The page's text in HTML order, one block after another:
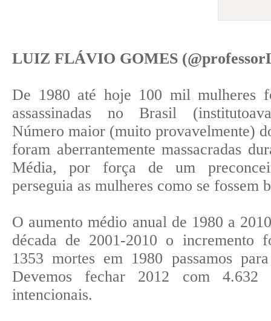
LUIZ FLÁVIO GOMES
De 1980 até hoje 100 mil mulheres
assassinadas no Brasil
Número maior (muito provavelmente)
foram aberrantemente massacradas
Média, por força de um
perseguia as mulheres como se fossem
O aumento médio anual de 1980 a
década de 2001-2010 o incremento
1353 mortes em 1980 passamos
Devemos fechar 2012 com 4.632
intencionais.